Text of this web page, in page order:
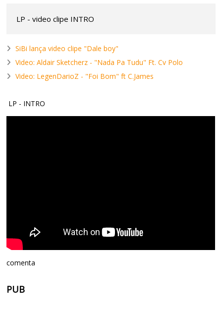
LP - video clipe INTRO
SiBi lança video clipe "Dale boy"
Video: Aldair Sketcherz - "Nada Pa Tudu" Ft. Cv Polo
Video: LegenDarioZ - "Foi Bom" ft C.James
LP - INTRO
comenta
PUB